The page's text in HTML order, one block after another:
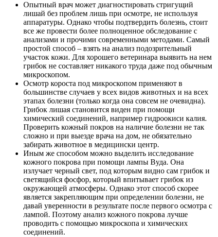
Опытный врач может диагностировать стригущий
лишай без проблем лишь при осмотре, не используя
аппаратуры. Однако чтобы подтвердить болезнь, стоит
все же провести более полноценное обследование с
анализами и прочими современными методами. Самый
простой способ – взять на анализ подозрительный
участок кожи. Для хорошего ветеринара выявить на нем
грибок не составляет никакого труда даже под обычным
микроскопом.
Осмотр короста под микроскопом применяют в
большинстве случаев у всех видов животных и на всех
этапах болезни (только когда она совсем не очевидна).
Грибок лишая становится виден при помощи
химический соединений, например гидроокиси калия.
Проверить кожный покров на наличие болезни не так
сложно и при выезде врача на дом, не обязательно
забирать животное в медицински центр.
Иным же способом можно выделить исследование
кожного покрова при помощи лампы Вуда. Она
излучает черный свет, под которым видно сам грибок и
светящийся фосфор, который впитывает грибок из
окружающей атмосферы. Однако этот способ скорее
является закрепляющим при определении болезни, не
давай уверенности в результате после первого осмотра с
лампой. Поэтому анализ кожного покрова лучше
проводить с помощью микроскопа и химических
соединений.